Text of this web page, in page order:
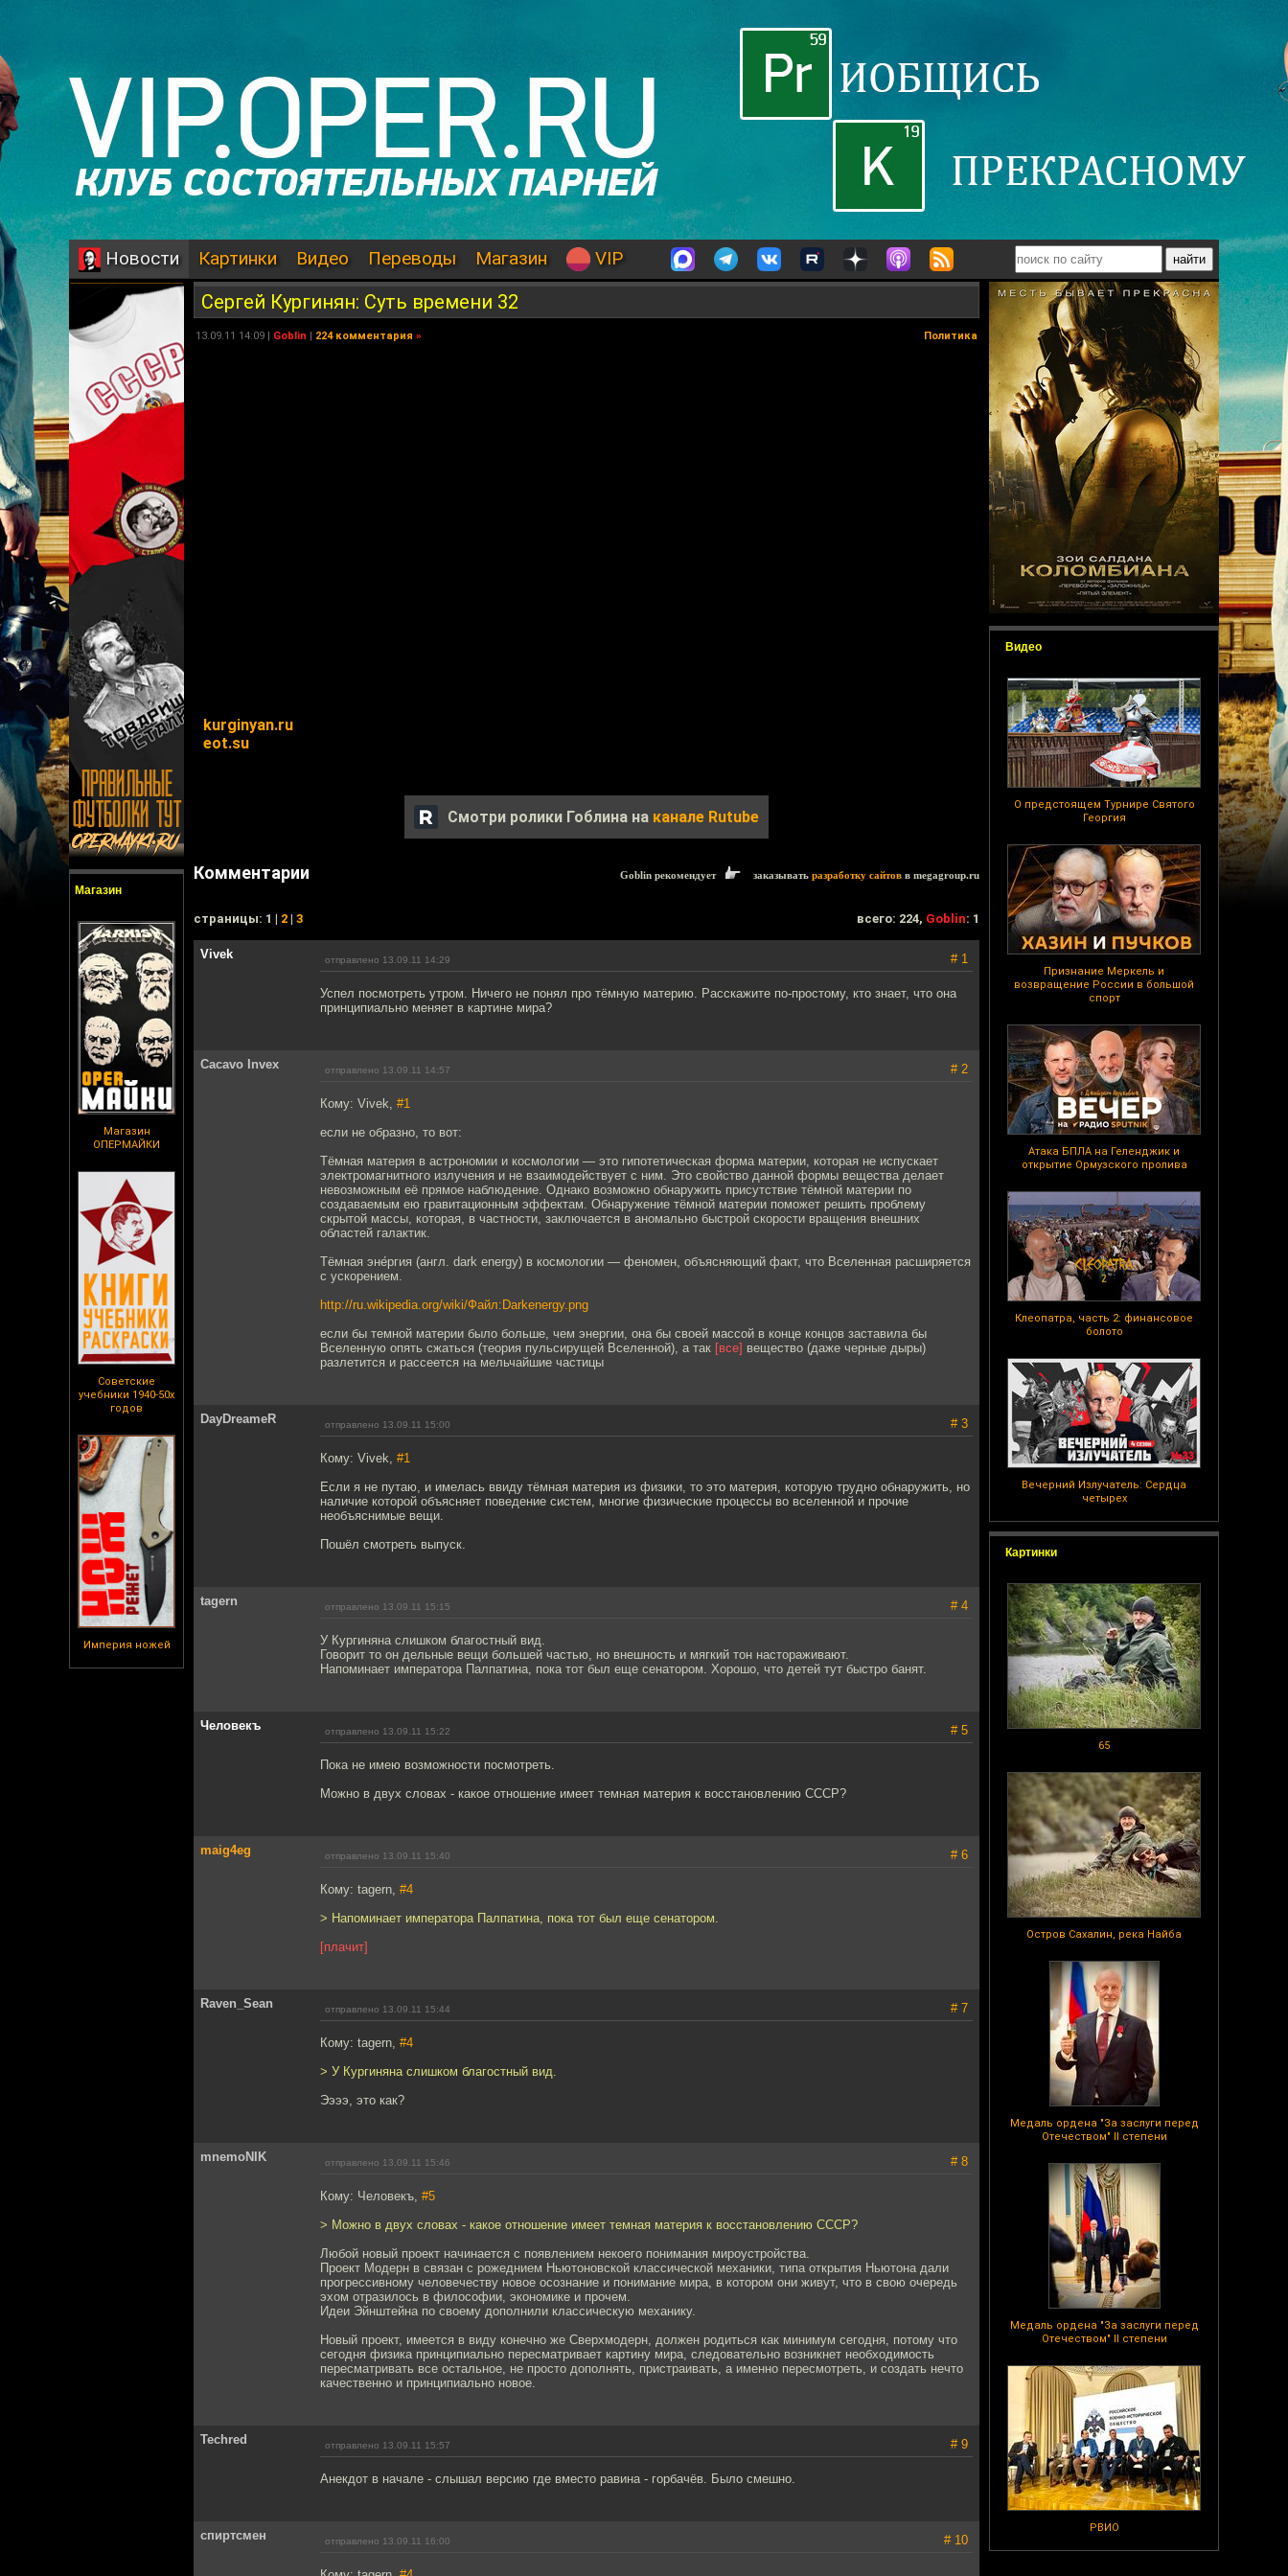
Новости Картинки Видео Переводы Магазин VIP
Магазин
Магазин
ОПЕРМАЙКИ
Советские
учебники 1940-50х
годов
Империя ножей
Видео
О предстоящем Турнире Святого
Георгия
Признание Меркель и
возвращение России в большой
спорт
Атака БПЛА на Геленджик и
открытие Ормузского пролива
Клеопатра, часть 2: финансовое
болото
Вечерний Излучатель: Сердца
четырех
Картинки
65
Остров Сахалин, река Найба
Медаль ордена "За заслуги перед
Отечеством" II степени
Медаль ордена "За заслуги перед
Отечеством" II степени
РВИО
Сергей Кургинян: Суть времени 32
13.09.11 14:09 | Goblin | 224 комментария » Политика
kurginyan.ru
eot.su
Смотри ролики Гоблина на канале Rutube
Комментарии Goblin рекомендует заказывать разработку сайтов в megagroup.ru
cтраницы: 1 | 2 | 3 всего: 224, Goblin: 1
Vivek отправлено 13.09.11 14:29 # 1
Успел посмотреть утром. Ничего не понял про тёмную материю. Расскажите по-простому, кто знает, что она
принципиально меняет в картине мира?
Cacavo Invex отправлено 13.09.11 14:57 # 2
Кому: Vivek, #1
если не образно, то вот:
Тёмная материя в астрономии и космологии — это гипотетическая форма материи, которая не испускает
электромагнитного излучения и не взаимодействует с ним. Это свойство данной формы вещества делает
невозможным её прямое наблюдение. Однако возможно обнаружить присутствие тёмной материи по
создаваемым ею гравитационным эффектам. Обнаружение тёмной материи поможет решить проблему
скрытой массы, которая, в частности, заключается в аномально быстрой скорости вращения внешних
областей галактик.
Тёмная эне́ргия (англ. dark energy) в космологии — феномен, объясняющий факт, что Вселенная расширяется
с ускорением.
http://ru.wikipedia.org/wiki/Файл:Darkenergy.png
если бы темной материи было больше, чем энергии, она бы своей массой в конце концов заставила бы
Вселенную опять сжаться (теория пульсирущей Вселенной), а так [все] вещество (даже черные дыры)
разлетится и рассеется на мельчайшие частицы
DayDreameR отправлено 13.09.11 15:00 # 3
Кому: Vivek, #1
Если я не путаю, и имелась ввиду тёмная материя из физики, то это материя, которую трудно обнаружить, но
наличие которой объясняет поведение систем, многие физические процессы во вселенной и прочие
необъяснимые вещи.
Пошёл смотреть выпуск.
tagern отправлено 13.09.11 15:15 # 4
У Кургиняна слишком благостный вид.
Говорит то он дельные вещи большей частью, но внешность и мягкий тон настораживают.
Напоминает императора Палпатина, пока тот был еще сенатором. Хорошо, что детей тут быстро банят.
Человекъ отправлено 13.09.11 15:22 # 5
Пока не имею возможности посмотреть.
Можно в двух словах - какое отношение имеет темная материя к восстановлению СССР?
maig4eg отправлено 13.09.11 15:40 # 6
Кому: tagern, #4
> Напоминает императора Палпатина, пока тот был еще сенатором.
[плачит]
Raven_Sean отправлено 13.09.11 15:44 # 7
Кому: tagern, #4
> У Кургиняна слишком благостный вид.
Ээээ, это как?
mnemoNIK отправлено 13.09.11 15:46 # 8
Кому: Человекъ, #5
> Можно в двух словах - какое отношение имеет темная материя к восстановлению СССР?
Любой новый проект начинается с появлением некоего понимания мироустройства.
Проект Модерн в связан с рожеднием Ньютоновской классической механики, типа открытия Ньютона дали
прогрессивному человечеству новое осознание и понимание мира, в котором они живут, что в свою очередь
эхом отразилось в философии, экономике и прочем.
Идеи Эйнштейна по своему дополнили классическую механику.
Новый проект, имеется в виду конечно же Сверхмодерн, должен родиться как минимум сегодня, потому что
сегодня физика принципиально пересматривает картину мира, следовательно возникнет необходимость
пересматривать все остальное, не просто дополнять, пристраивать, а именно пересмотреть, и создать нечто
качественно и принципиально новое.
Techred отправлено 13.09.11 15:57 # 9
Анекдот в начале - слышал версию где вместо равина - горбачёв. Было смешно.
спиртсмен отправлено 13.09.11 16:00 # 10